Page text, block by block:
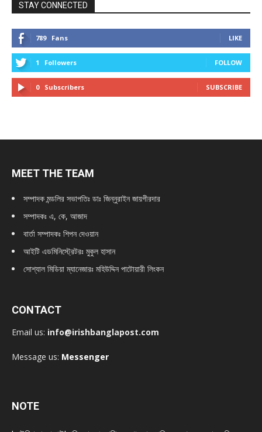
STAY CONNECTED
789 Fans LIKE
1 Followers FOLLOW
0 Subscribers SUBSCRIBE
MEET THE TEAM
সম্পাদক মন্ডলির সভাপতিঃ ডাঃ জিন্নুরাইন জায়গীরদার
সম্পাদকঃ এ, কে, আজাদ
বার্তা সম্পাদকঃ শিপন দেওয়ান
আইটি এডমিনিস্ট্রেটরঃ মুকুল হাসান
সোশ্যাল মিডিয়া ম্যানেজারঃ মহিউদ্দিন পাটোয়ারী লিংকন
CONTACT
Email us: info@irishbanglapost.com
Message us: Messenger
NOTE